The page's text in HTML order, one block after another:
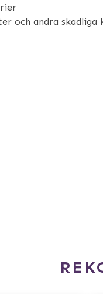
och andra skadliga